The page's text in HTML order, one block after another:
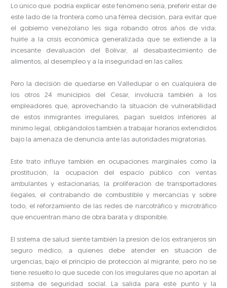
Lo único que podría explicar este fenómeno sería, preferir estar de
este lado de la frontera como una férrea decisión, para evitar que
el gobierno venezolano les siga robando otros años de vida;
huirle a la crisis económica generalizada que se extiende a la
incesante devaluación del Bolívar, al desabastecimiento de
alimentos, al desempleo y a la inseguridad en las calles.
Pero la decisión de quedarse en Valledupar o en cualquiera de
los otros 24 municipios del Cesar, involucra también a los
empleadores que, aprovechando la situación de vulnerabilidad
de estos inmigrantes irregulares, pagan sueldos inferiores al
mínimo legal, obligándolos también a trabajar horarios extendidos
bajo la amenaza de denuncia ante las autoridades migratorias.
Este trato influye también en ocupaciones marginales como la
prostitución, la ocupación del espacio público con ventas
ambulantes y estacionarias, la proliferación de transportadores
ilegales, el contrabando de combustible y mercancías y sobre
todo, el reforzamiento de las redes de narcotráfico y microtráfico
que encuentran mano de obra barata y disponible.
El sistema de salud siente también la presión de los extranjeros sin
seguro médico, a quienes debe atender en situación de
urgencias, bajo el principio de protección al migrante, pero no se
tiene resuelto lo que sucede con los irregulares que no aportan al
sistema de seguridad social. La salida para este punto y la